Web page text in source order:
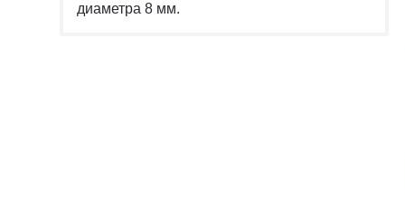
диаметра 8 мм.